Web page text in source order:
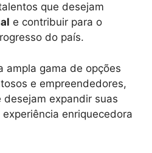
que desejam
e contribuir para o
do país.
ampla gama de opções
e empreendedores,
expandir suas
enriquecedora